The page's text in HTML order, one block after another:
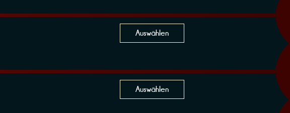
Auswählen
Auswählen